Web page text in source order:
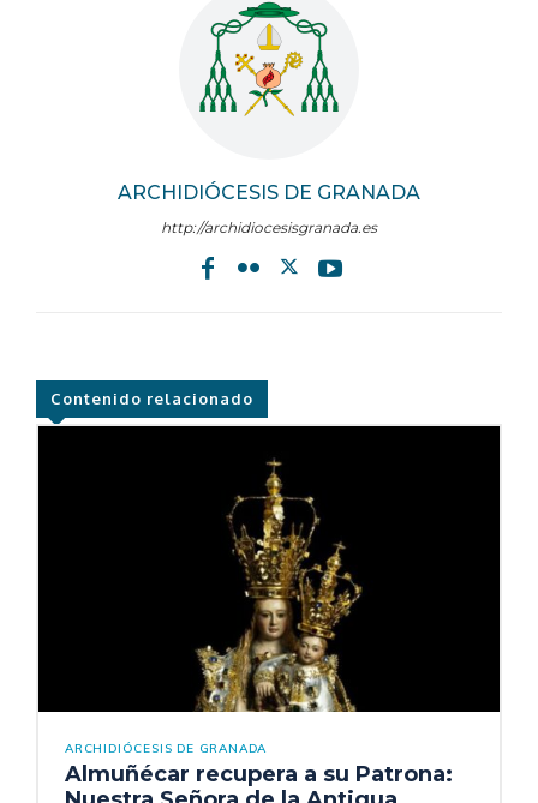
ARCHIDIÓCESIS DE GRANADA
http://archidiocesisgranada.es
Contenido relacionado
ARCHIDIÓCESIS DE GRANADA
Almuñécar recupera a su Patrona: